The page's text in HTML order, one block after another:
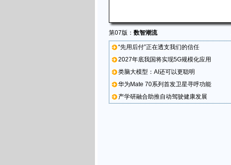
第07版： 数智潮流
“先用后付”正在透支我们的信任
2027年底我国将实现5G规模化应用
类脑大模型：AI还可以更聪明
华为Mate 70系列首发卫星寻呼功能
产学研融合助推自动驾驶健康发展